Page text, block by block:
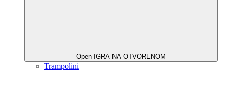
Open IGRA NA OTVORENOM
Trampolini